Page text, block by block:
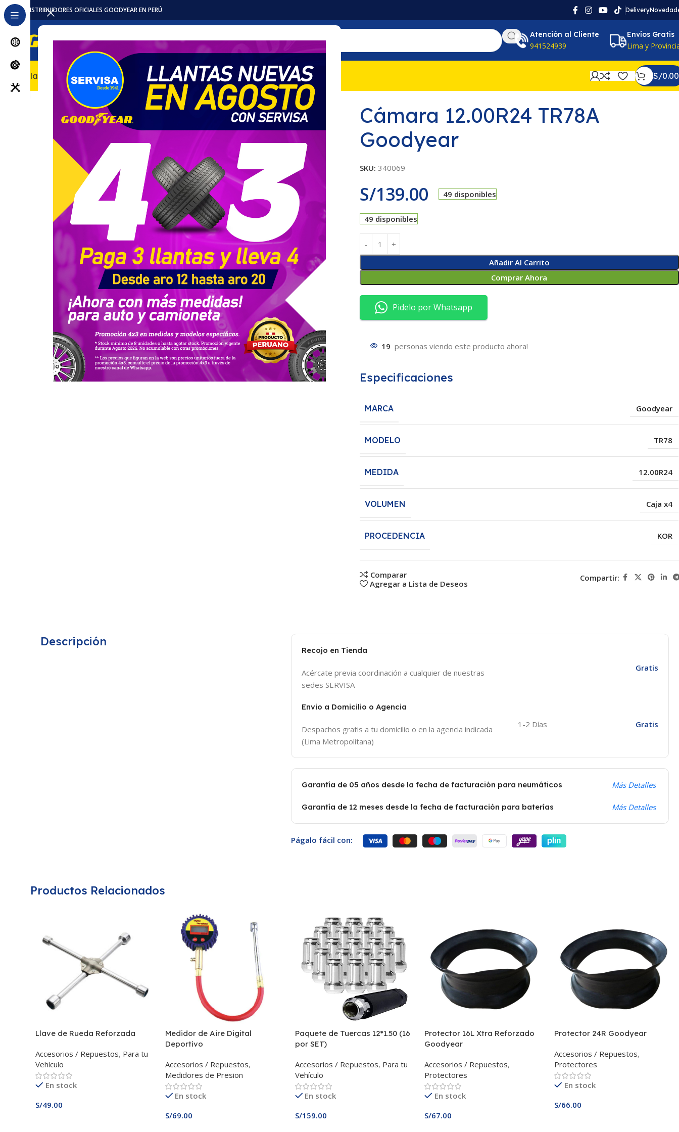
DISTRIBUIDORES OFICIALES GOODYEAR EN PERÚ Delivery
Atención al Cliente
941524939
Envíos Gratis
Lima y
Llantas Accesorios / Repuestos ServiciosLocalesPromocionesNosotrosContacto S/0.00
Accesorios / Repuestos Camaras Cámara 12.00R24 TR78A Goodyear
Cámara 12.00R24 TR78A
Goodyear
SKU: 340069
S/139.00 49 disponibles
49 disponibles
Añadir Al Carrito
Comprar Ahora
Pidelo por Whatsapp
19 personas viendo este producto ahora!
Especificaciones
MARCA Goodyear
MODELO TR78
MEDIDA 12.00R24
VOLUMEN Caja x4
PROCEDENCIA KOR
Comparar
Agregar a Lista de Deseos
Compartir:
Descripción
Recojo en Tienda
Acércate previa coordinación a cualquier de nuestras
sedes SERVISA
Gratis
Envio a Domicilio o Agencia
Despachos gratis a tu domicilio o en la agencia indicada
(Lima Metropolitana)
1-2 Días Gratis
Garantía de 05 años desde la fecha de facturación para neumáticos Más Detalles
Garantía de 12 meses desde la fecha de facturación para baterías Más Detalles
Págalo fácil con:
Productos Relacionados
Llave de Rueda Reforzada
Accesorios / Repuestos, Para tu
Vehículo
En stock
S/49.00
Medidor de Aire Digital
Deportivo
Accesorios / Repuestos,
Medidores de Presion
En stock
S/69.00
Paquete de Tuercas 12*1.50 (16
por SET)
Accesorios / Repuestos, Para tu
Vehículo
En stock
S/159.00
Protector 16L Xtra Reforzado
Goodyear
Accesorios / Repuestos,
Protectores
En stock
S/67.00
Protector 24R Goodyear
Accesorios / Repuestos,
Protectores
En stock
S/66.00